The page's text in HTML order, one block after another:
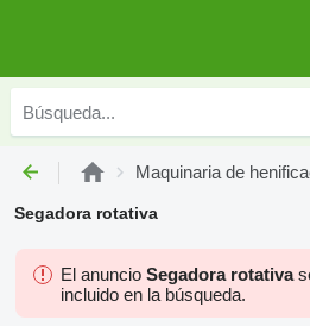
Maquinaria de
Segadora rotativa
El anuncio Segadora rotativa
incluido en la búsqueda.